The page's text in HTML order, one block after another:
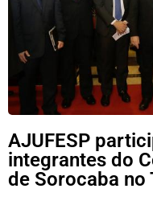
AJUFESP
integrantes do
de Sorocaba no